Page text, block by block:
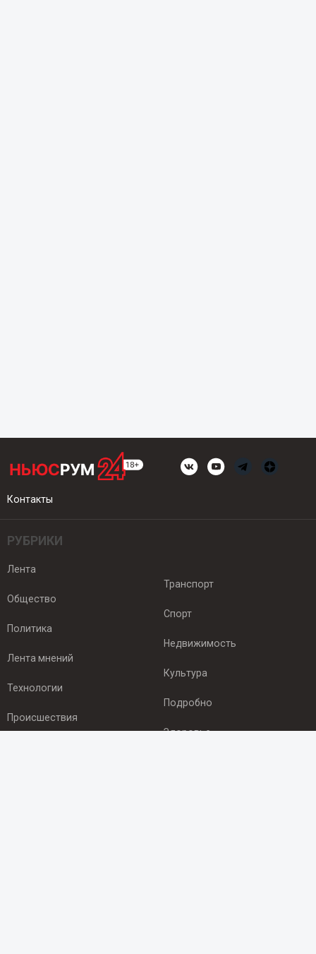
Контакты
РУБРИКИ
Лента
Общество
Политика
Лента мнений
Технологии
Происшествия
Транспорт
Спорт
Недвижимость
Культура
Подробно
Здоровье